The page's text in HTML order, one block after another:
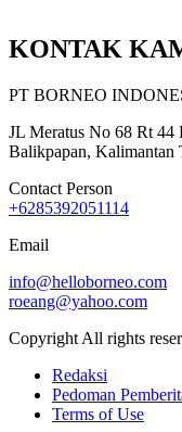
KONTAK
PT BORNEO
JL Meratus No 68 Rt 44
Balikpapan, Kalimantan
Contact Person
+6285392051114
Email
info@helloborneo.com
roeang@yahoo.com
Copyright All rights
Redaksi
Pedoman
Terms of Use